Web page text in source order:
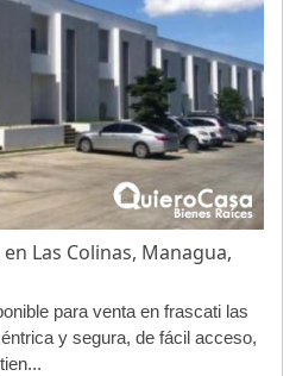
Las Colinas, Managua,
para venta en frascati las
y segura, de fácil acceso,